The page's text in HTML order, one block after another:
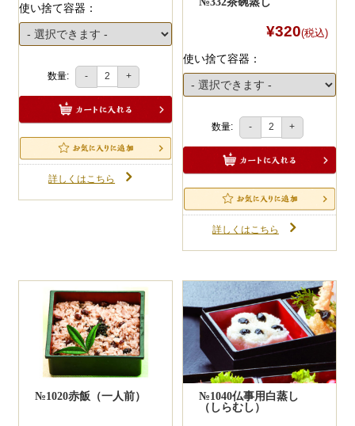
使い捨て容器：
数量: - +
詳しくはこちら
¥320(税込)
使い捨て容器：
数量: - +
詳しくはこちら
№1020赤飯（一人前）
№1040仏事用白蒸し
（しらむし）